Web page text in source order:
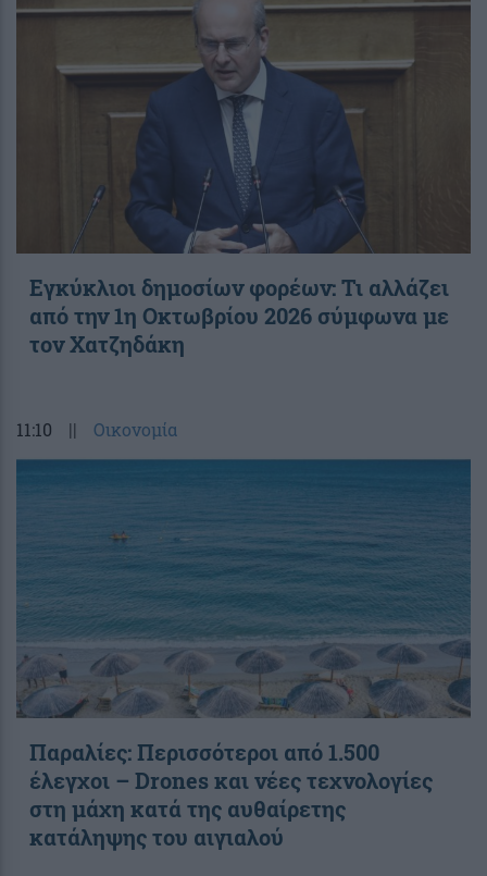
Εγκύκλιοι δημοσίων φορέων: Τι αλλάζει
από την 1η Οκτωβρίου 2026 σύμφωνα με
τον Χατζηδάκη
11:10 || Οικονομία
Παραλίες: Περισσότεροι από 1.500
έλεγχοι – Drones και νέες τεχνολογίες
στη μάχη κατά της αυθαίρετης
κατάληψης του αιγιαλού